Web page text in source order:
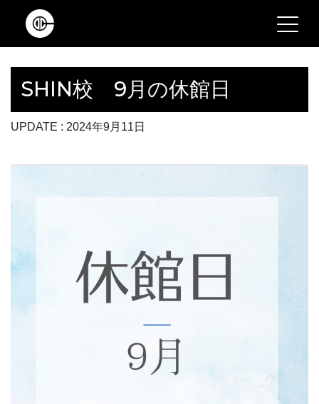
Main Navigation
SHIN校 9月の休館日
UPDATE : 2024年9月11日